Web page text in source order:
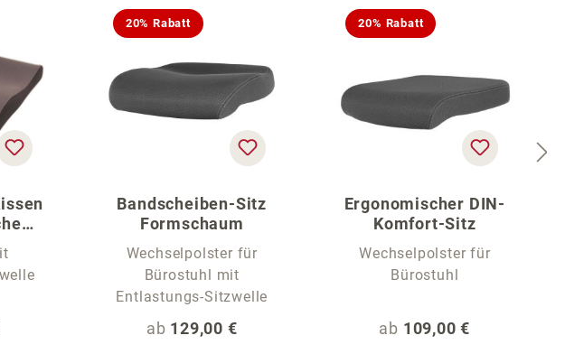
20% Rabatt
Bandscheiben-Sitz
Formschaum
Wechselpolster für
Bürostuhl mit
Entlastungs-Sitzwelle
Regulärer Preis:
ab 129,00 €
20% Rabatt
Ergonomischer DIN-
Komfort-Sitz
Wechselpolster für
Bürostuhl
Regulärer Preis:
ab 109,00 €